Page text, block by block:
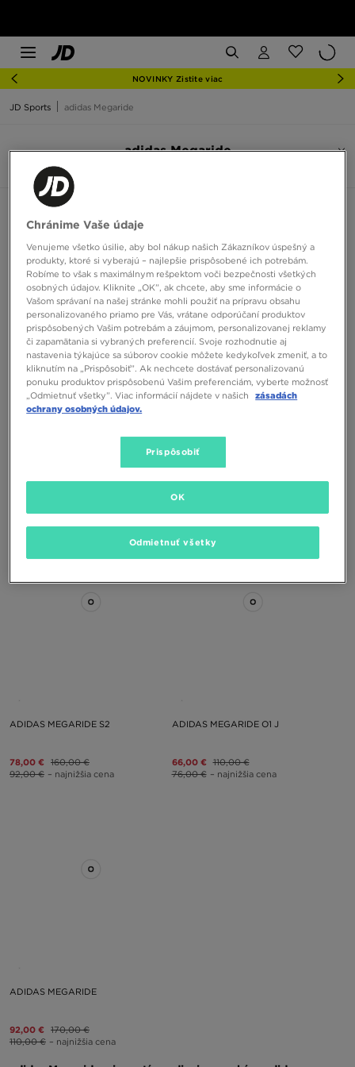
NOVINKY Zistite viac
JD Sports adidas Megaride
adidas Megaride
Zoradiť:
ADIDAS MEGARIDE S2
78,00 €
ADIDAS MEGARIDE S2
78,00 € 160,00 €
92,00 € – najnižšia cena
ADIDAS MEGARIDE O1 J
66,00 € 110,00 €
76,00 € – najnižšia cena
ADIDAS MEGARIDE
92,00 € 170,00 €
110,00 € – najnižšia cena
Chránime Vaše údaje
Venujeme všetko úsilie, aby bol nákup našich Zákazníkov úspešný a
produkty, ktoré si vyberajú – najlepšie prispôsobené ich potrebám.
Robíme to však s maximálnym rešpektom voči bezpečnosti všetkých
osobných údajov. Kliknite „OK”, ak chcete, aby sme informácie o
Vašom správaní na našej stránke mohli použiť na prípravu obsahu
personalizovaného priamo pre Vás, vrátane odporúčaní produktov
prispôsobených Vašim potrebám a záujmom, personalizovanej reklamy
či zapamätania si vybraných preferencií. Svoje rozhodnutie aj
nastavenia týkajúce sa súborov cookie môžete kedykoľvek zmeniť, a to
kliknutím na „Prispôsobiť”. Ak nechcete dostávať personalizovanú
ponuku produktov prispôsobenú Vašim preferenciám, vyberte možnosť
„Odmietnuť všetky”. Viac informácií nájdete v našich
zásadách
ochrany osobných údajov.
Prispôsobiť
Odmietnuť všetky
OK